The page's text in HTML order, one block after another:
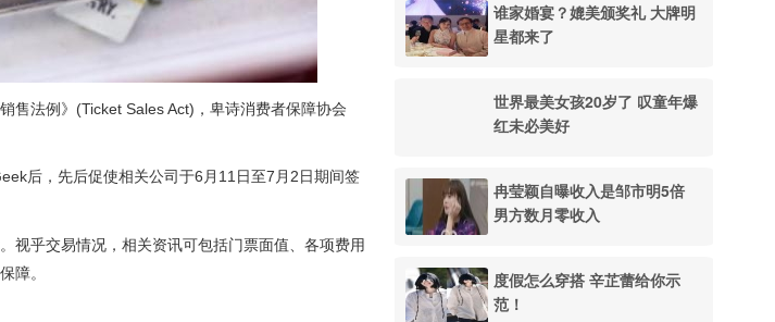
售法例》(Ticket Sales Act)，卑诗消费者保障协会
后，先后促使相关公司于6月11日至7月2日期间签
视乎交易情况，相关资讯可包括门票面值、各项费用
障。
谁家婚宴？媲美颁奖礼 大牌明
星都来了
世界最美女孩20岁了 叹童年爆
红未必美好
冉莹颖自曝收入是邹市明5倍
男方数月零收入
度假怎么穿搭 辛芷蕾给你示
范！